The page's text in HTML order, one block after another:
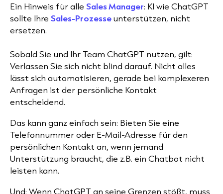
Ein Hinweis für alle Sales Manager: KI wie ChatGPT
sollte Ihre Sales-Prozesseunterstützen, nicht
ersetzen.
Sobald Sie und Ihr Team ChatGPT nutzen, gilt:
Verlassen Sie sich nicht blind darauf. Nicht alles
lässt sich automatisieren, gerade bei komplexeren
Anfragen ist der persönliche Kontakt
entscheidend.
Das kann ganz einfach sein: Bieten Sie eine
Telefonnummer oder E-Mail-Adresse für den
persönlichen Kontakt an, wenn jemand
Unterstützung braucht, die z.B. ein Chatbot nicht
leisten kann.
Und: Wenn ChatGPT an seine Grenzen stößt, muss